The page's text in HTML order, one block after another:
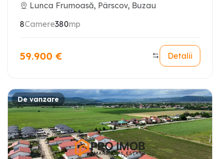
Lunca Frumoasă, Pârscov, Buzau
8Camere380mp
59.900 € Detalii
De vanzare